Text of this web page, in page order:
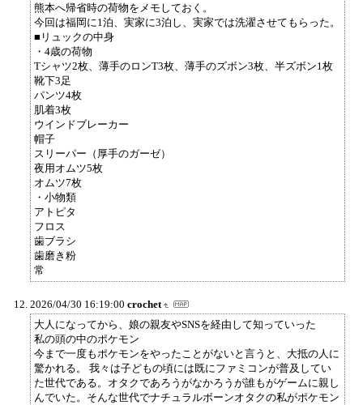
熊本へ帰省時の荷物をメモしておく。
今回は福岡に1泊、実家に3泊し、実家では洗濯させてもらった。
■リュックの中身
・4歳の荷物
Tシャツ2枚、薄手のロンT3枚、薄手のズボン3枚、半ズボン1枚
靴下3足
パンツ4枚
肌着3枚
ウインドブレーカー
帽子
スリーパー（厚手のガーゼ）
夜用オムツ5枚
オムツ7枚
・小物類
アトピタ
フロス
歯ブラシ
歯磨き粉
常
2026/04/30 16:19:00 crochet
大人になってから、娘の親友やSNSを経由して知っていった
私の頭の中のポケモン
今まで一度もポケモンをやったことがないと言うと、大抵の人に
驚かれる。 我々は子どもの頃には既にファミコンが普及してい
た世代である。オタクであろうがなかろうが誰もがゲームに親し
んでいた。そんな世代でナチュラルボーンオタクの私がポケモン